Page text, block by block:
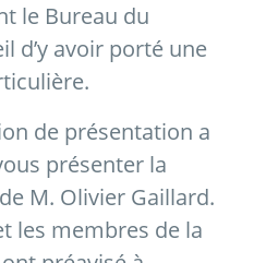
le Bureau du
d’y avoir porté une
de présentation a
présenter la
M. Olivier Gaillard.
les membres de la